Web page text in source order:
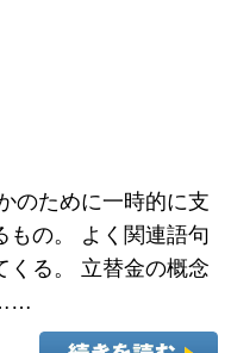
のために一時的に支
もの。 よく関連語句
くる。 立替金の概念
……